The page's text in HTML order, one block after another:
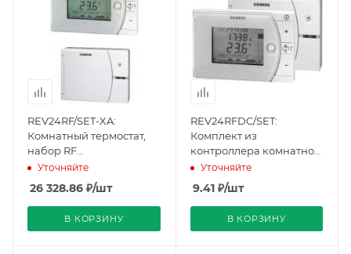
REV24RF/SET-XA:
Комнатный термостат,
набор RF
(BPZ:REV24RF/SET-XA),
Уточняйте
26 328.86 ₽/шт
В КОРЗИНУ
REV24RFDC/SET:
Комплект из
контроллера комнатной
температуры с 7-
дневным расписанием и
радиоприёмника для
получения сигнала
времени
Уточняйте
9.41₽/шт
В КОРЗИНУ